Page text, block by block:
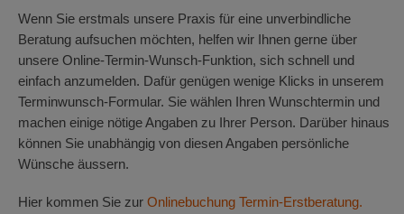
Wenn Sie erstmals unsere Praxis für eine unverbindliche
Beratung aufsuchen möchten, helfen wir Ihnen gerne über
unsere Online-Termin-Wunsch-Funktion, sich schnell und
einfach anzumelden. Dafür genügen wenige Klicks in unserem
Terminwunsch-Formular. Sie wählen Ihren Wunschtermin und
machen einige nötige Angaben zu Ihrer Person. Darüber hinaus
können Sie unabhängig von diesen Angaben persönliche
Wünsche äussern.
Hier kommen Sie zur Onlinebuchung Termin-Erstberatung.